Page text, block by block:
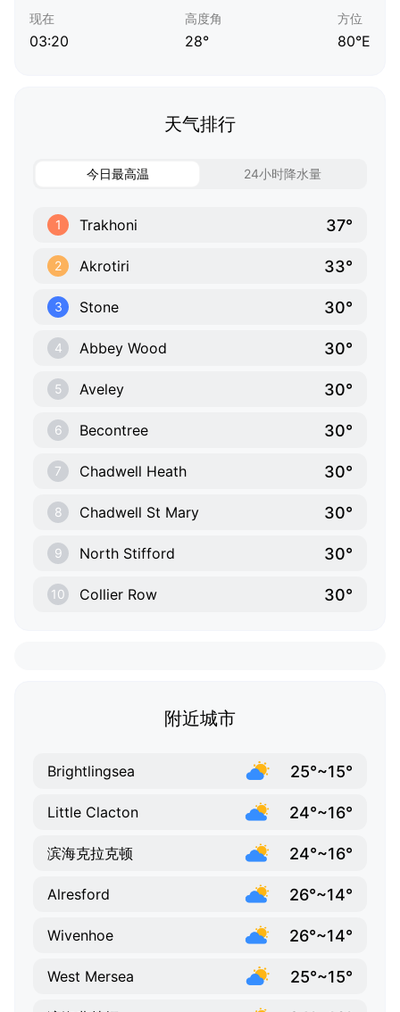
现在
03:20
高度角
28°
方位
80°E
天气排行
今日最高温 24小时降水量
1 Trakhoni 37°
2 Akrotiri 33°
3 Stone 30°
4 Abbey Wood 30°
5 Aveley 30°
6 Becontree 30°
7 Chadwell Heath 30°
8 Chadwell St Mary 30°
9 North Stifford 30°
10 Collier Row 30°
附近城市
Brightlingsea 25°~15°
Little Clacton 24°~16°
滨海克拉克顿 24°~16°
Alresford 26°~14°
Wivenhoe 26°~14°
West Mersea 25°~15°